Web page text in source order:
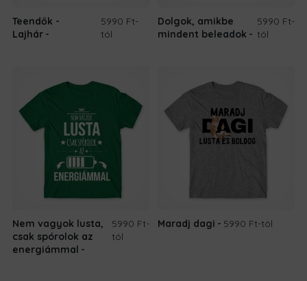
Teendők -
Lajhár
5990 Ft-
tól
Dolgok, amikbe
mindent beleadok
5990 Ft-
tól
Nem vagyok lusta,
csak spórolok az
energiámmal
5990 Ft-
tól
Maradj dagi 5990 Ft-tól